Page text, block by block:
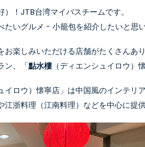
！JTB台湾マイバスチームです。
いグルメ - 小籠包を紹介したいと思
楽しみいただける店舗がたくさんあ
ン、「點水樓（ディエンシュイロウ）
ロウ）懐寧店」は中国風のインテリ
浙料理（江南料理）などを中心に提供